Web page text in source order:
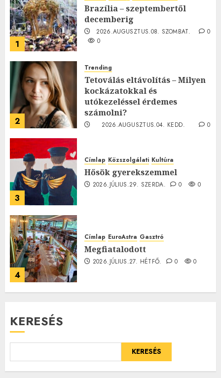
1
Brazília – szeptembertől
decemberig
2026.AUGUSZTUS.08. SZOMBAT.
0
0
2
Trending
Tetoválás eltávolítás – Milyen
kockázatokkal és
utókezeléssel érdemes
számolni?
2026.AUGUSZTUS.04. KEDD.
0
3
Címlap Közszolgálati Kultúra
Hősök gyerekszemmel
2026.JÚLIUS.29. SZERDA. 0 0
4
Címlap EuroAstra Gasztró
Megfiatalodott
2026.JÚLIUS.27. HÉTFŐ. 0 0
KERESÉS
KERESÉS